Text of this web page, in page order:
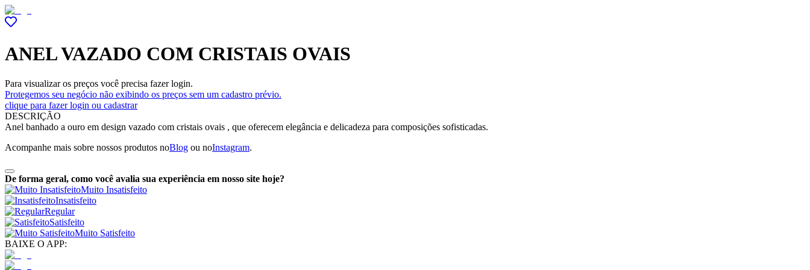
ANEL VAZADO COM CRISTAIS OVAIS
Para visualizar os preços você precisa fazer login.
Protegemos seu negócio não exibindo os preços sem um cadastro prévio.
clique para fazer login ou cadastrar
DESCRIÇÃO
Anel banhado a ouro em design vazado com cristais ovais , que oferecem elegância e delicadeza para composições sofisticadas.
Acompanhe mais sobre nossos produtos noBlog ou noInstagram.
De forma geral, como você avalia sua experiência em nosso site hoje?
Muito Insatisfeito
Insatisfeito
Regular
Satisfeito
Muito Satisfeito
BAIXE O APP: